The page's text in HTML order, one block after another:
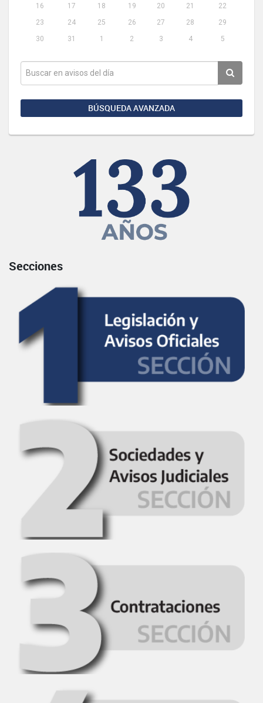
16
17 18 19 20 21
22
23
24 25 26 27 28
29
30
31 1 2 3 4 5
BÚSQUEDA AVANZADA
Secciones